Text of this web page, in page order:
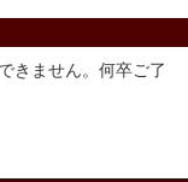
きません。何卒ご了